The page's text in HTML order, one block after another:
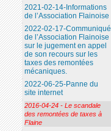
2021-02-14-Informations
de l’Association Flainoise
2022-02-17-Communiqué
de l’Association Flainoise
sur le jugement en appel
de son recours sur les
taxes des remontées
mécaniques.
2022-06-25-Panne du
site internet
2016-04-24 - Le scandale
des remontées de taxes à
Flaine